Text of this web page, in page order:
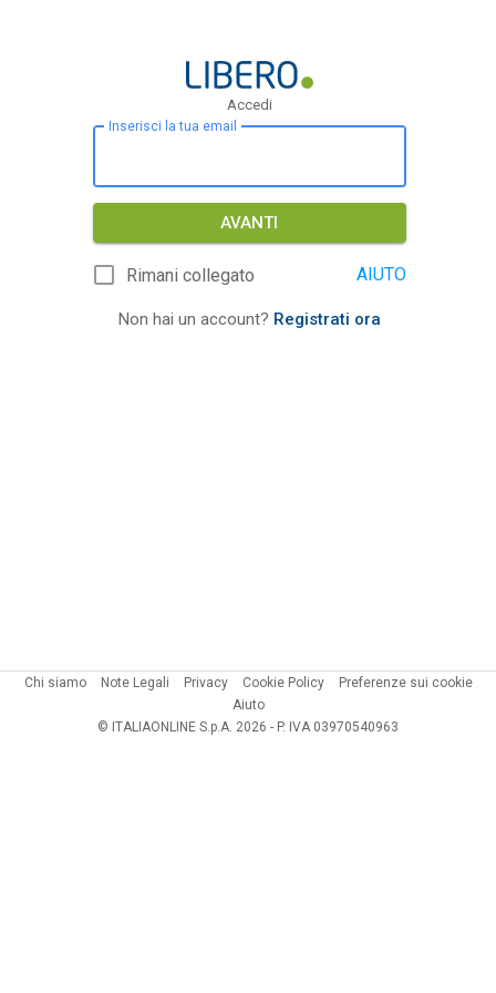
Accedi
Inserisci la tua email
AVANTI
Rimani collegato AIUTO
Non hai un account? Registrati ora
Chi siamo Note Legali Privacy Cookie Policy
Preferenze sui cookie
Aiuto
© ITALIAONLINE S.p.A. 2026 - P. IVA 03970540963